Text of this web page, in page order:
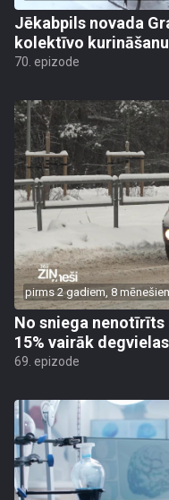
Jēkabpils novada
kolektīvo kurināšanu
70. epizode
pirms 2 gadiem, 8
No sniega
15% vairāk degvielas
69. epizode